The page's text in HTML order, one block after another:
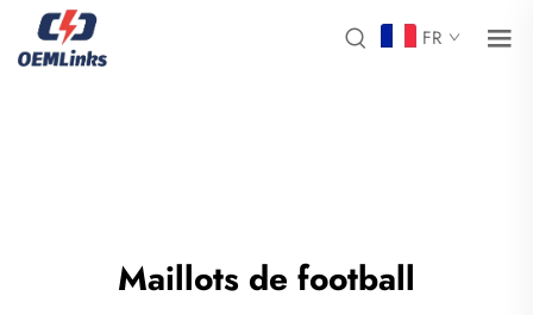
FR
Maillots de football